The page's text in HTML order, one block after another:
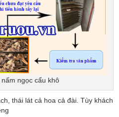
ngọc cẩu khô
thái lát cả hoa cả đài. Tùy khách